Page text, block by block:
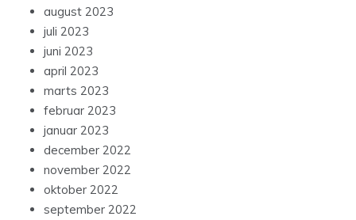
august 2023
juli 2023
juni 2023
april 2023
marts 2023
februar 2023
januar 2023
december 2022
november 2022
oktober 2022
september 2022